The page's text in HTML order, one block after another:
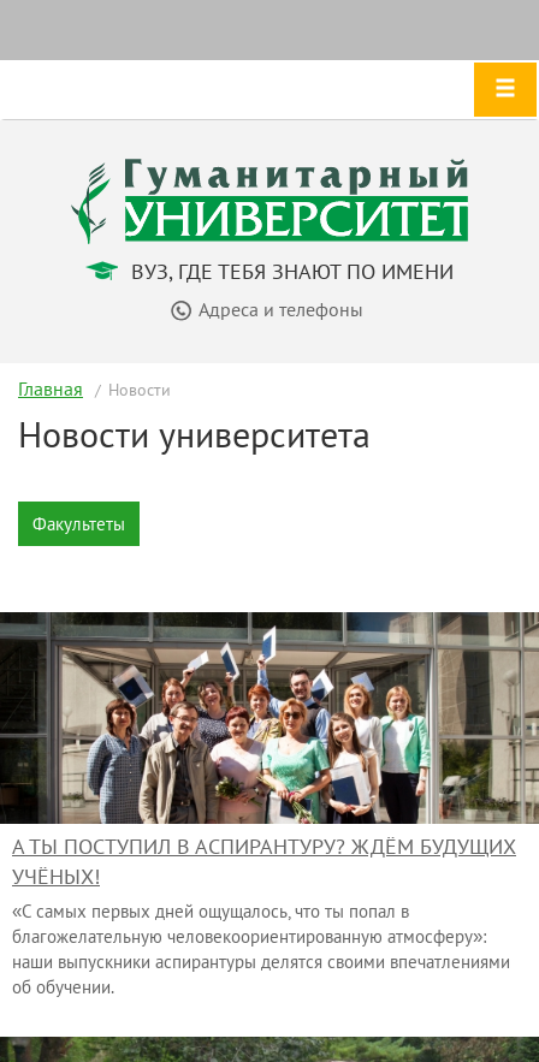
ВУЗ, ГДЕ ТЕБЯ ЗНАЮТ ПО ИМЕНИ
Адреса и телефоны
Главная Новости
Новости университета
Факультеты
А ТЫ ПОСТУПИЛ В АСПИРАНТУРУ? ЖДЁМ БУДУЩИХ
УЧЁНЫХ!
«С самых первых дней ощущалось, что ты попал в
благожелательную человекоориентированную атмосферу»:
наши выпускники аспирантуры делятся своими впечатлениями
об обучении.